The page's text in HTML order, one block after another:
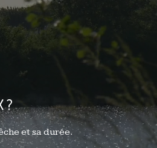
?
et sa durée.